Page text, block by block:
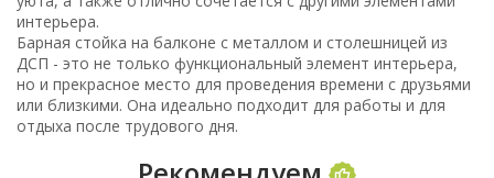
интерьера.
Барная стойка на балконе с металлом и столешницей из
ДСП - это не только функциональный элемент интерьера,
но и прекрасное место для проведения времени с друзьями
или близкими. Она идеально подходит для работы и для
отдыха после трудового дня.